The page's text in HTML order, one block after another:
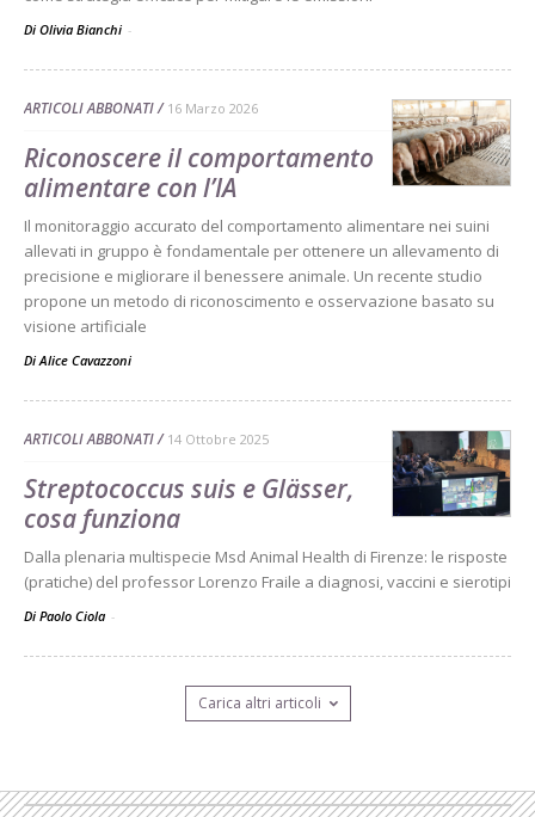
Di Olivia Bianchi -
ARTICOLI ABBONATI 16 Marzo 2026
Riconoscere il comportamento
alimentare con l’IA
Il monitoraggio accurato del comportamento alimentare nei suini
allevati in gruppo è fondamentale per ottenere un allevamento di
precisione e migliorare il benessere animale. Un recente studio
propone un metodo di riconoscimento e osservazione basato su
visione artificiale
Di Alice Cavazzoni
ARTICOLI ABBONATI 14 Ottobre 2025
Streptococcus suis e Glässer,
cosa funziona
Dalla plenaria multispecie Msd Animal Health di Firenze: le risposte
(pratiche) del professor Lorenzo Fraile a diagnosi, vaccini e sierotipi
Di Paolo Ciola -
Carica altri articoli